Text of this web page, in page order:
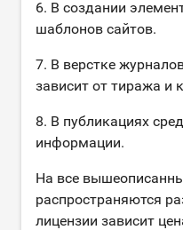
6. В создании
шаблонов сайтов.
7. В верстке
зависит от тиража и
8. В публикациях
информации.
На все
распространяются
лицензии зависит